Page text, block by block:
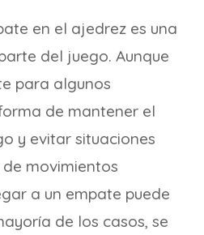
en el ajedrez es una
del juego. Aunque
para algunos
de mantener el
y evitar situaciones
movimientos
a un empate puede
de los casos, se